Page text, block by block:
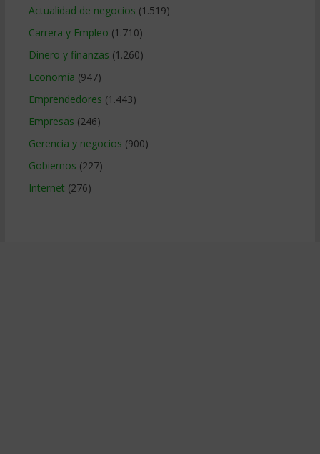
Actualidad de negocios (1.519)
Carrera y Empleo (1.710)
Dinero y finanzas (1.260)
Economía (947)
Emprendedores (1.443)
Empresas (246)
Gerencia y negocios (900)
Gobiernos (227)
Internet (276)